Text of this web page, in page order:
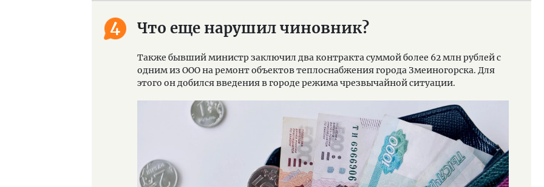
4 Что еще нарушил чиновник?
Также бывший министр заключил два контракта суммой более 62 млн рублей с
одним из ООО на ремонт объектов теплоснабжения города Змеиногорска. Для
этого он добился введения в городе режима чрезвычайной ситуации.